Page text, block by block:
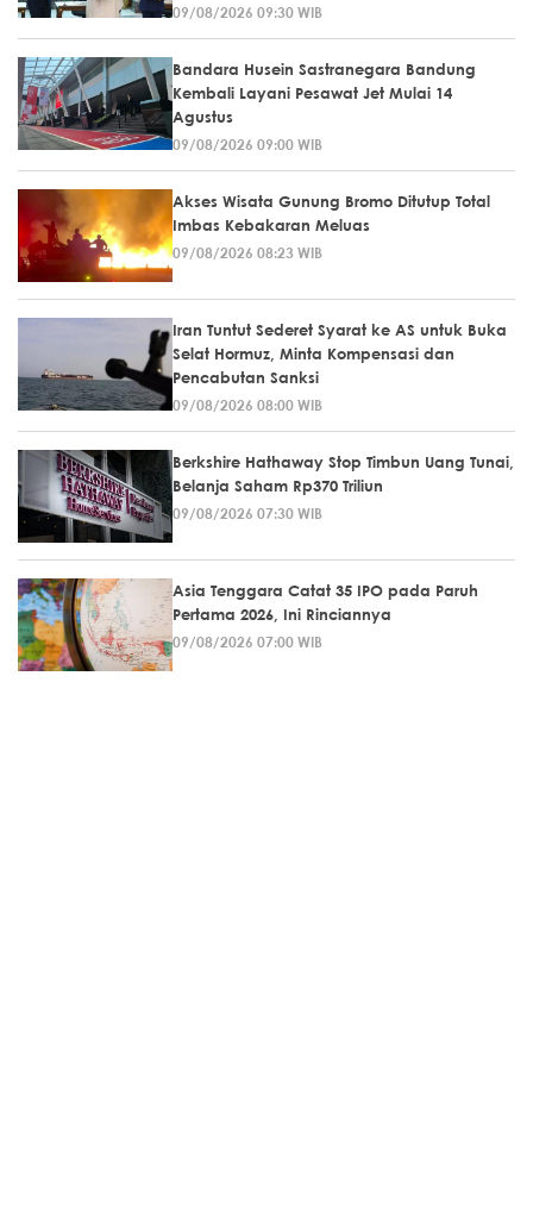
09/08/2026 09:30 WIB
Bandara Husein Sastranegara Bandung
Kembali Layani Pesawat Jet Mulai 14
Agustus
09/08/2026 09:00 WIB
Akses Wisata Gunung Bromo Ditutup Total
Imbas Kebakaran Meluas
09/08/2026 08:23 WIB
Iran Tuntut Sederet Syarat ke AS untuk Buka
Selat Hormuz, Minta Kompensasi dan
Pencabutan Sanksi
09/08/2026 08:00 WIB
Berkshire Hathaway Stop Timbun Uang Tunai,
Belanja Saham Rp370 Triliun
09/08/2026 07:30 WIB
Asia Tenggara Catat 35 IPO pada Paruh
Pertama 2026, Ini Rinciannya
09/08/2026 07:00 WIB